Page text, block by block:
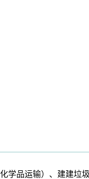
品运输）、建建垃